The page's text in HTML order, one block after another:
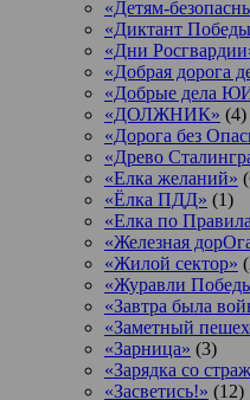
«Детям-
«Диктант
«Дни
«Добрая дорога
«Добрые дела
«ДОЛЖНИК» (4)
«Дорога без
«Древо
«Елка желаний»
«Ёлка ПДД» (1)
«Елка по
«Железная
«Жилой сектор»
«Журавли
«Завтра была
«Заметный
«Зарница» (3)
«Зарядка со
«Засветись!» (12)